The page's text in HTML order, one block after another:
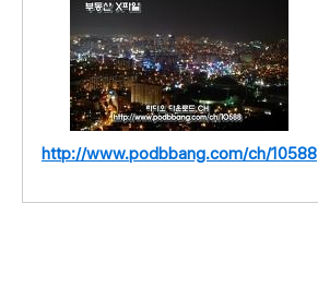
http://www.podbbang.com/ch/10588